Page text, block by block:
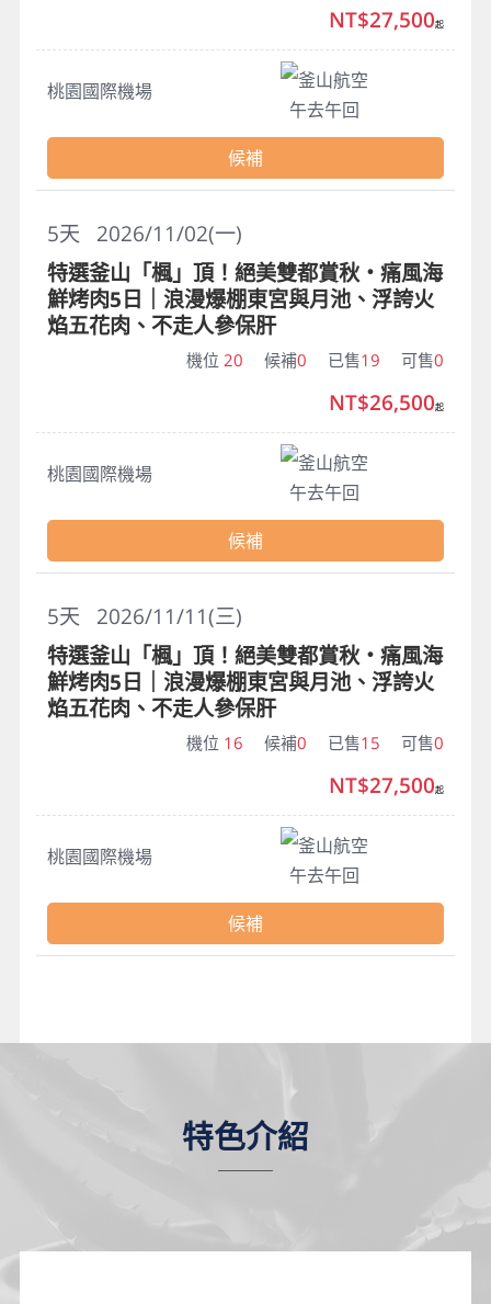
特色介紹
桃園國際機場
釜山航空
午去午回
NT$27,500起
候補
2026/11/02(一)
5天
特選釜山「楓」頂！絕美雙都賞秋・痛風海
鮮烤肉5日｜浪漫爆棚東宮與月池、浮誇火
焰五花肉、不走人參保肝
機位 20 候補0 已售19 可售0
桃園國際機場
釜山航空
午去午回
NT$26,500起
候補
2026/11/11(三)
5天
特選釜山「楓」頂！絕美雙都賞秋・痛風海
鮮烤肉5日｜浪漫爆棚東宮與月池、浮誇火
焰五花肉、不走人參保肝
機位 16 候補0 已售15 可售0
桃園國際機場
釜山航空
午去午回
NT$27,500起
候補